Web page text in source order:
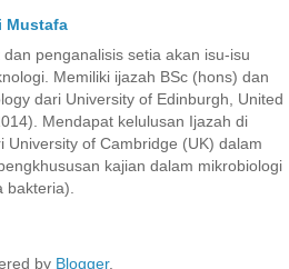
Mustafa
penganalisis setia akan isu-isu
Memiliki ijazah BSc (hons) dan
dari University of Edinburgh, United
Mendapat kelulusan Ijazah di
University of Cambridge (UK) dalam
kajian dalam mikrobiologi
bakteria).
by Blogger.